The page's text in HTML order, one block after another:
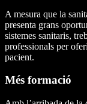
A mesura que la
presenta grans
sistemes sanitaris,
professionals per
pacient.
Més formació